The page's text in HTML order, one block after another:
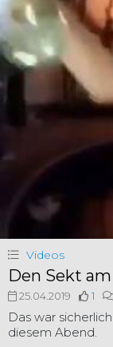
Videos
Den Sekt
25.04.2019 1
Das war
diesem Abend.